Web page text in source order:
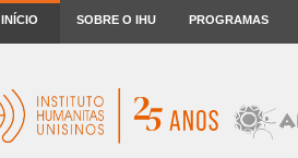
INÍCIO SOBRE O IHU PROGRAMAS